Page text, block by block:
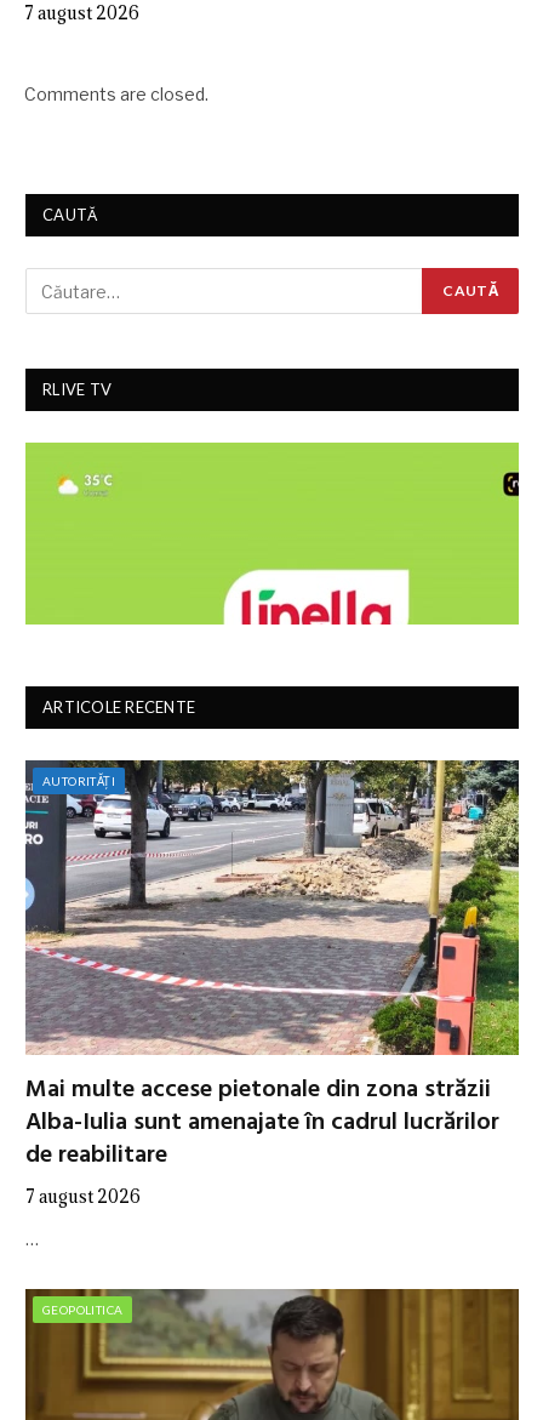
7 august 2026
Comments are closed.
CAUTĂ
RLIVE TV
ARTICOLE RECENTE
AUTORITĂȚI
Mai multe accese pietonale din zona străzii
Alba-Iulia sunt amenajate în cadrul lucrărilor
de reabilitare
7 august 2026
…
GEOPOLITICA